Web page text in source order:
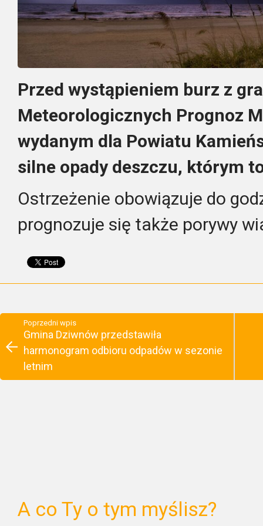
Przed wystąpieniem burz z
Meteorologicznych Prognoz
wydanym dla Powiatu
silne opady deszczu, którym
Ostrzeżenie obowiązuje do
prognozuje się także porywy
Poprzedni wpis
Gmina Dziwnów przedstawiła
harmonogram odbioru odpadów w sezonie
letnim
A co Ty o tym myślisz?